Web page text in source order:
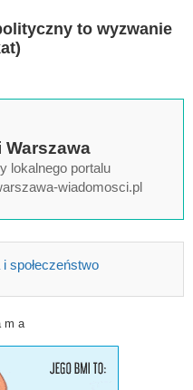
to wyzwanie
lokalnego portalu
wiadomosci.pl
społeczeństwo
m a